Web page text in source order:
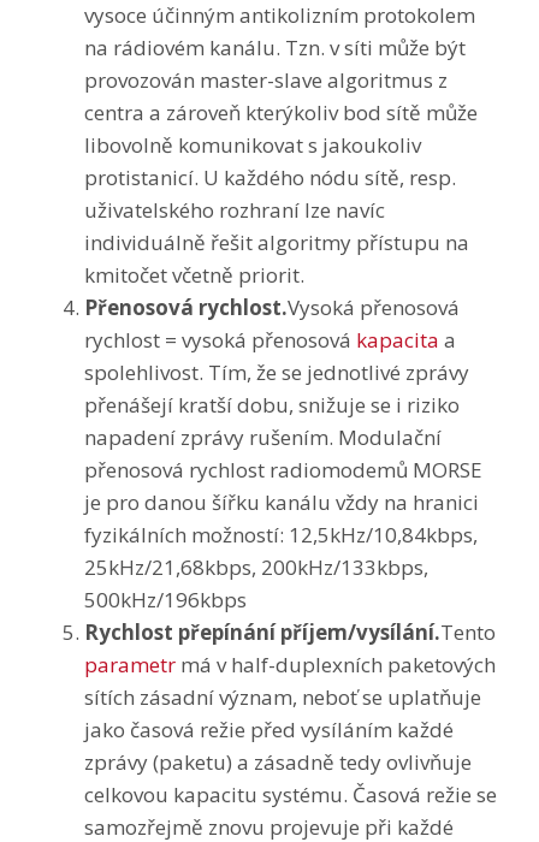
vysoce účinným antikolizním protokolem
na rádiovém kanálu. Tzn. v síti může být
provozován master-slave algoritmus z
centra a zároveň kterýkoliv bod sítě může
libovolně komunikovat s jakoukoliv
protistanicí. U každého nódu sítě, resp.
uživatelského rozhraní lze navíc
individuálně řešit algoritmy přístupu na
kmitočet včetně priorit.
Přenosová rychlost.Vysoká přenosová
rychlost = vysoká přenosová kapacita a
spolehlivost. Tím, že se jednotlivé zprávy
přenášejí kratší dobu, snižuje se i riziko
napadení zprávy rušením. Modulační
přenosová rychlost radiomodemů MORSE
je pro danou šířku kanálu vždy na hranici
fyzikálních možností: 12,5kHz/10,84kbps,
25kHz/21,68kbps, 200kHz/133kbps,
500kHz/196kbps
Rychlost přepínání příjem/vysílání.Tento
parametr má v half-duplexních paketových
sítích zásadní význam, neboť se uplatňuje
jako časová režie před vysíláním každé
zprávy (paketu) a zásadně tedy ovlivňuje
celkovou kapacitu systému. Časová režie se
samozřejmě znovu projevuje při každé